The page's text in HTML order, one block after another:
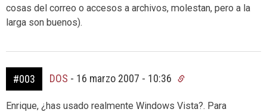
cosas del correo o accesos a archivos, molestan, pero a la
larga son buenos).
#003 DOS - 16 marzo 2007 - 10:36
Enrique, ¿has usado realmente Windows Vista?. Para